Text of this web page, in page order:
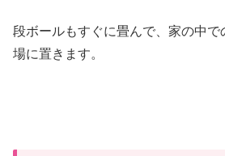
段ボールもすぐに畳んで、家の中で
場に置きます。